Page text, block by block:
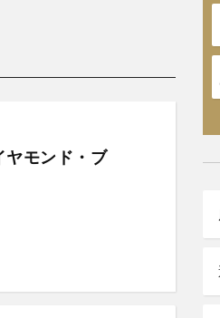
ヤモンド・ブ